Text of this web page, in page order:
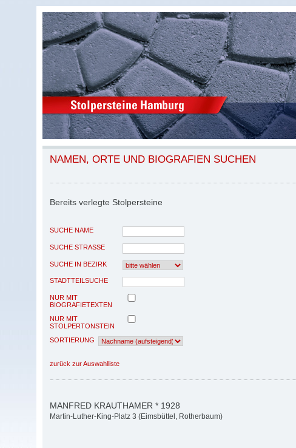
NAMEN, ORTE UND BIOGRAFIEN SUCHEN
Bereits verlegte Stolpersteine
SUCHE NAME
SUCHE STRASSE
SUCHE IN BEZIRK
STADTTEILSUCHE
NUR MIT
BIOGRAFIETEXTEN
NUR MIT
STOLPERTONSTEIN
SORTIERUNG
zurück zur Auswahlliste
MANFRED KRAUTHAMER * 1928
Martin-Luther-King-Platz 3 (Eimsbüttel, Rotherbaum)